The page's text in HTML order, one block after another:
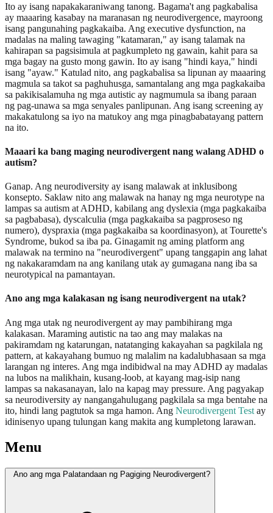
Ito ay isang napakakaraniwang tanong. Bagama't ang pagkabalisa
ay maaaring kasabay na maranasan ng neurodivergence, mayroong
isang pangunahing pagkakaiba. Ang executive dysfunction, na
madalas na maling tawaging "katamaran," ay isang talamak na
kahirapan sa pagsisimula at pagkumpleto ng gawain, kahit para sa
mga bagay na gusto mong gawin. Ito ay isang "hindi kaya," hindi
isang "ayaw." Katulad nito, ang pagkabalisa sa lipunan ay maaaring
magmula sa takot sa paghuhusga, samantalang ang mga pagkakaiba
sa pakikisalamuha ng mga autistic ay nagmumula sa ibang paraan
ng pag-unawa sa mga senyales panlipunan. Ang isang screening ay
makakatulong sa iyo na matukoy ang mga pinagbabatayang pattern
na ito.
Maaari ka bang maging neurodivergent nang walang ADHD o
autism?
Ganap. Ang neurodiversity ay isang malawak at inklusibong
konsepto. Saklaw nito ang malawak na hanay ng mga neurotype na
lampas sa autism at ADHD, kabilang ang dyslexia (mga pagkakaiba
sa pagbabasa), dyscalculia (mga pagkakaiba sa pagproseso ng
numero), dyspraxia (mga pagkakaiba sa koordinasyon), at Tourette's
Syndrome, bukod sa iba pa. Ginagamit ng aming platform ang
malawak na termino na "neurodivergent" upang tanggapin ang lahat
ng nakakaramdam na ang kanilang utak ay gumagana nang iba sa
neurotypical na pamantayan.
Ano ang mga kalakasan ng isang neurodivergent na utak?
Ang mga utak ng neurodivergent ay may pambihirang mga
kalakasan. Maraming autistic na tao ang may malakas na
pakiramdam ng katarungan, natatanging kakayahan sa pagkilala ng
pattern, at kakayahang bumuo ng malalim na kadalubhasaan sa mga
larangan ng interes. Ang mga indibidwal na may ADHD ay madalas
na lubos na malikhain, kusang-loob, at kayang mag-isip nang
lampas sa nakasanayan, lalo na kapag may pressure. Ang pagyakap
sa neurodiversity ay nangangahulugang pagkilala sa mga bentahe na
ito, hindi lang pagtutok sa mga hamon. Ang Neurodivergent Test ay
idinisenyo upang tulungan kang makita ang kumpletong larawan.
Menu
Ano ang mga Palatandaan ng Pagiging Neurodivergent?